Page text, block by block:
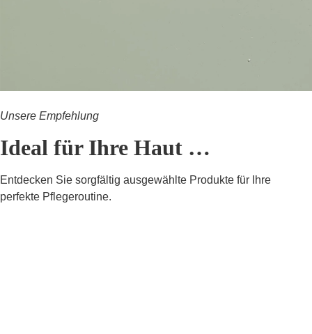
Unsere Empfehlung
Ideal für Ihre Haut …
Entdecken Sie sorgfältig ausgewählte Produkte für Ihre
perfekte Pflegeroutine.